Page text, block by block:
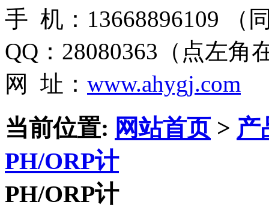
手 机：13668896109 （
QQ：28080363（点左角
网 址： www.ahygj.com
当前位置: 网站首页> 产
PH/ORP计
PH/ORP计